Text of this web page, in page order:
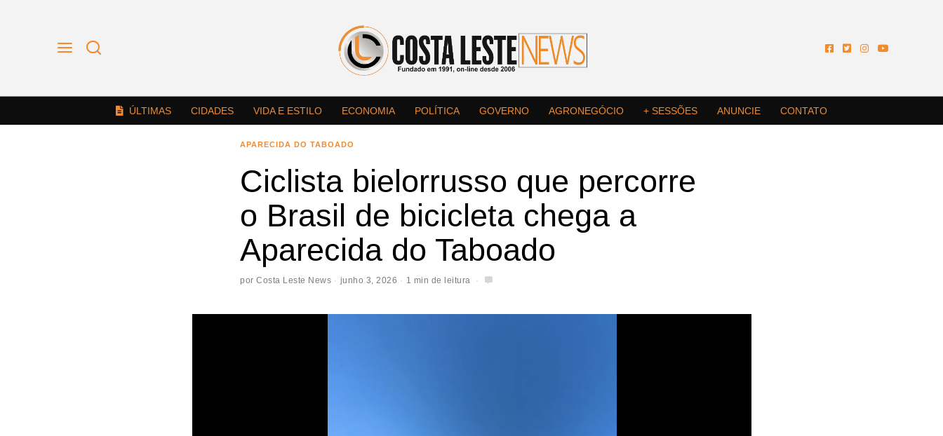
ÚLTIMAS CIDADES VIDA E ESTILO ECONOMIA POLÍTICA GOVERNO AGRONEGÓCIO + SESSÕES ANUNCIE CONTATO
APARECIDA DO TABOADO
Ciclista bielorrusso que percorre
o Brasil de bicicleta chega a
Aparecida do Taboado
por Costa Leste News junho 3, 2026 1 min de leitura